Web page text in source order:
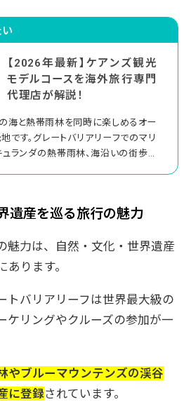
い
【2026年最新】ケアンズ観光
モデルコースを海外旅行専門
代理店が解説！
海と熱帯雨林を同時に楽しめるオー
です。グレートバリアリーフでのマリ
ュランダの熱帯雨林、海沿いの街歩き
用の目安やおすすめの滞在日数、観光
、ケアンズ旅行を計画している方は
遺産を巡る旅行の魅力
魅力は、自然・文化・世界遺産
ります。
トバリアリーフは世界最大級の
ケリングやクルーズの参加が一
やブルーマウンテンズの渓谷
に登録されています。